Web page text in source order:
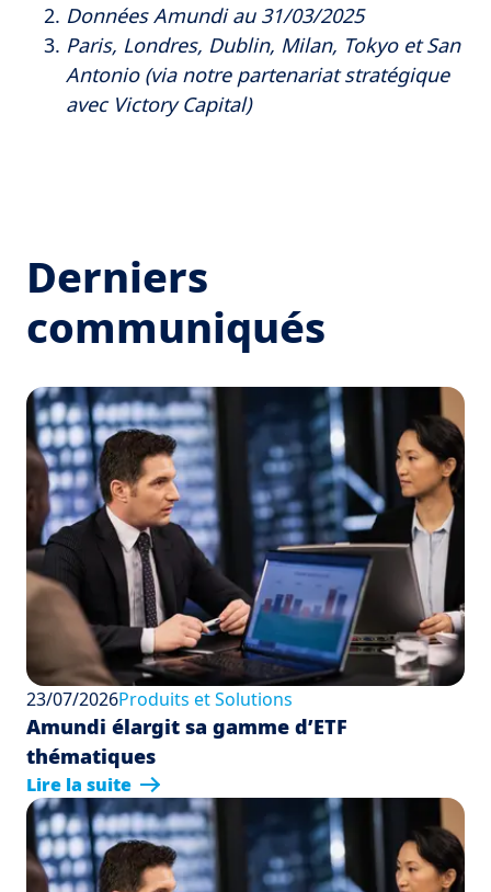
Données Amundi au 31/03/2025
Paris, Londres, Dublin, Milan, Tokyo et San
Antonio (via notre partenariat stratégique
avec Victory Capital)
Derniers
communiqués
23/07/2026Produits et Solutions
Amundi élargit sa gamme d’ETF
thématiques
Lire la suite